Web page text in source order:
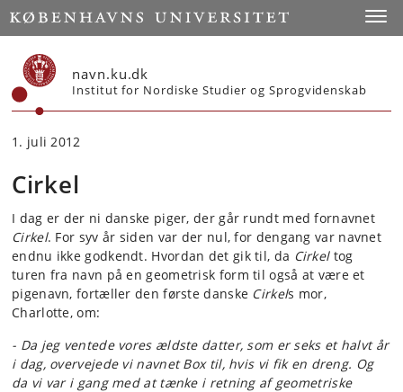
Start
navn.ku.dk
Institut for Nordiske Studier og Sprogvidenskab
1. juli 2012
Cirkel
I dag er der ni danske piger, der går rundt med fornavnet
Cirkel. For syv år siden var der nul, for dengang var navnet
endnu ikke godkendt. Hvordan det gik til, da Cirkeltog
turen fra navn på en geometrisk form til også at være et
pigenavn, fortæller den første danske Cirkels mor,
Charlotte, om:
- Da jeg ventede vores ældste datter, som er seks et halvt år
i dag, overvejede vi navnet Box til, hvis vi fik en dreng. Og
da vi var i gang med at tænke i retning af geometriske